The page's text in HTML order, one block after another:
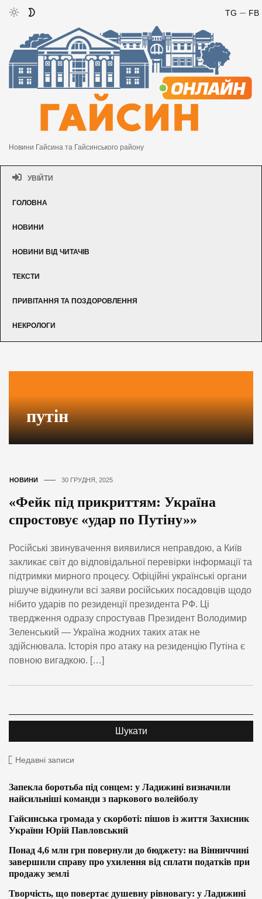
FB
TG
Новини Гайсина та Гайсинського району
УВІЙТИ
ГОЛОВНА
НОВИНИ
НОВИНИ ВІД ЧИТАЧІВ
ТЕКСТИ
ПРИВІТАННЯ ТА ПОЗДОРОВЛЕННЯ
НЕКРОЛОГИ
путін
НОВИНИ 30 ГРУДНЯ, 2025
«Фейк під прикриттям: Україна
спростовує «удар по Путіну»»
Російські звинувачення виявилися неправдою, а Київ
закликає світ до відповідальної перевірки інформації та
підтримки мирного процесу. Офіційні українські органи
рішуче відкинули всі заяви російських посадовців щодо
нібито ударів по резиденції президента РФ. Ці
твердження одразу спростував Президент Володимир
Зеленський — Україна жодних таких атак не
здійснювала. Історія про атаку на резиденцію Путіна є
повною вигадкою. […]
Недавні записи
Запекла боротьба під сонцем: у Ладижині визначили
найсильніші команди з паркового волейболу
Гайсинська громада у скорботі: пішов із життя Захисник
України Юрій Павловський
Понад 4,6 млн грн повернули до бюджету: на Вінниччині
завершили справу про ухилення від сплати податків при
продажу землі
Творчість, що повертає душевну рівновагу: у Ладижині